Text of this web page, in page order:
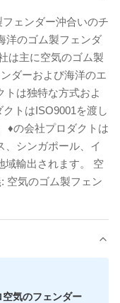
ェンダー沖合いのチ
洋のゴム製フェンダ
は主に空気のゴム製
ダーおよび海洋のエ
トは独特な方式およ
トはISO9001を渡し
♦の会社プロダクトは
、シンガポール、イ
域輸出されます。 空
空気のゴム製フェン
空気のフェンダー